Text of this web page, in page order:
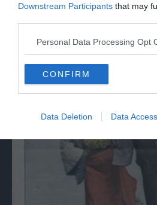
Downstream Participants that may
Personal Data Processing Opt
CONFIRM
Data Deletion Data Access
GALLERY
Trento, Babbo Natale di
per la solidarietà